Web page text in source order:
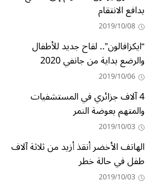
بدافع الانتقام
2019/10/08
“ايكزافالون”.. لقاح جديد للأطفال
والرضع بداية من جانفي 2020
2019/10/06
4 آلاف جزائري في المستشفيات
والمتهم بعوضة النمر
2019/10/03
الهاتف الأخضر أنقذ أزيد من ثلاثة آلاف
طفل في حالة خطر
2019/10/03